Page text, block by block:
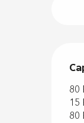
80
15
80